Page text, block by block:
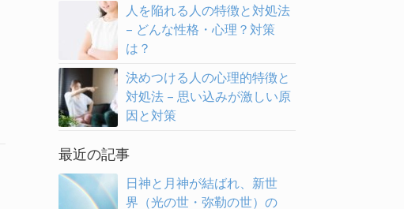
人を陥れる人の特徴と対処法
– どんな性格・心理？対策
は？
決めつける人の心理的特徴と
対処法 – 思い込みが激しい原
因と対策
最近の記事
日神と月神が結ばれ、新世
界（光の世・弥勒の世）の